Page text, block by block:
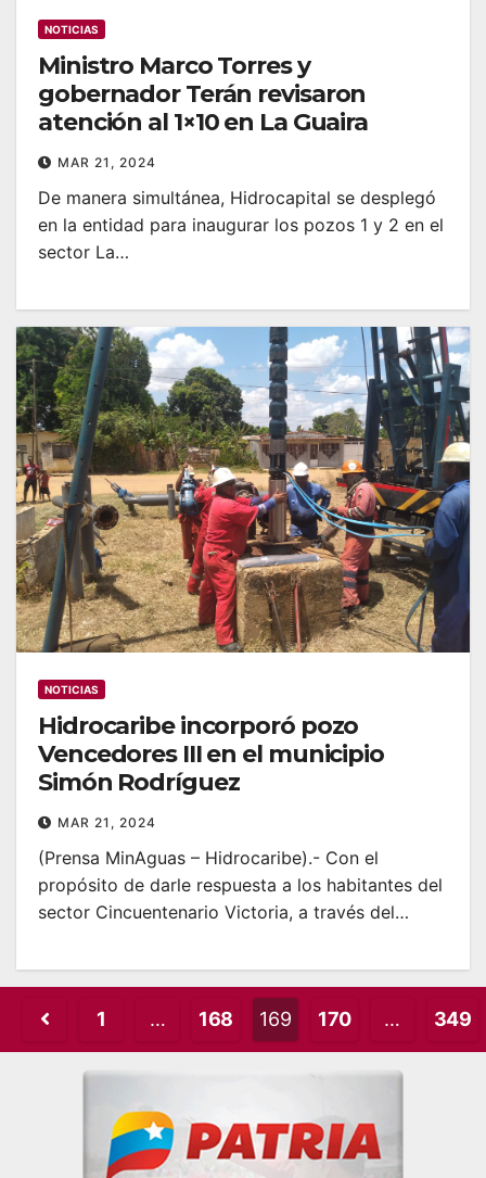
NOTICIAS
Ministro Marco Torres y
gobernador Terán revisaron
atención al 1×10 en La Guaira
MAR 21, 2024
De manera simultánea, Hidrocapital se desplegó
en la entidad para inaugurar los pozos 1 y 2 en el
sector La…
NOTICIAS
Hidrocaribe incorporó pozo
Vencedores III en el municipio
Simón Rodríguez
MAR 21, 2024
(Prensa MinAguas – Hidrocaribe).- Con el
propósito de darle respuesta a los habitantes del
sector Cincuentenario Victoria, a través del…
Posts
pagination
1 … 168 169 170 … 349